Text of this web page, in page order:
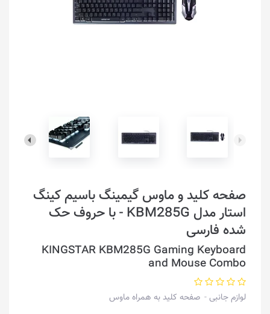
صفحه کلید و ماوس گیمینگ باسیم کینگ
استار مدل KBM285G - با حروف حک
شده فارسی
KINGSTAR KBM285G Gaming Keyboard
and Mouse Combo
لوازم جانبی صفحه کلید به همراه ماوس